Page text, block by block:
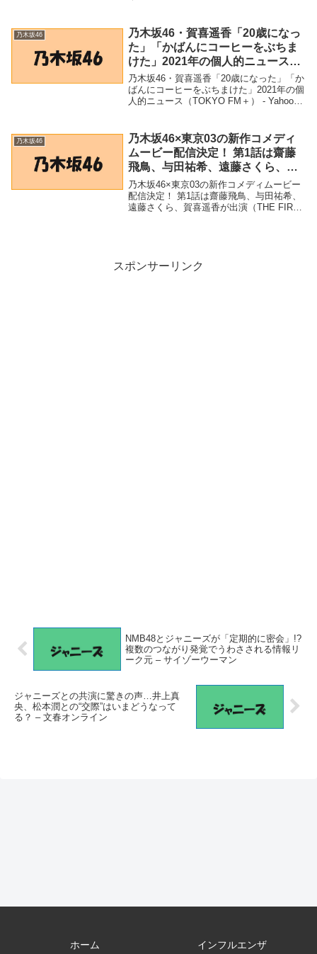
がついたワケ ｜日刊サイゾー - 日刊サ...
乃木坂46
乃木坂46・賀喜遥香「20歳になっ
た」「かばんにコーヒーをぶちま
けた」2021年の個人的ニュース
（TOKYO FM＋） – Yahoo!ニュ
ース – Yahoo!ニュース
乃木坂46・賀喜遥香「20歳になった」「か
ばんにコーヒーをぶちまけた」2021年の個
人的ニュース（TOKYO FM＋） - Yahoo!
た」「かばんに...
乃木坂46
乃木坂46×東京03の新作コメディ
ムービー配信決定！ 第1話は齋藤
飛鳥、与田祐希、遠藤さくら、賀
喜遥香が出演（THE FIRST
TIMES） – Yahoo!ニュース –
Yahoo!ニュース
乃木坂46×東京03の新作コメディムービー
配信決定！ 第1話は齋藤飛鳥、与田祐希、
遠藤さくら、賀喜遥香が出演（THE FIRST
スポンサーリンク
NMB48とジャニーズが「定期的に密会」!?
複数のつながり発覚でうわさされる情報リ
ーク元 – サイゾーウーマン
ジャニーズとの共演に驚きの声…井上真
央、松本潤との“交際”はいまどうなって
る？ – 文春オンライン
ホーム インフルエンザ